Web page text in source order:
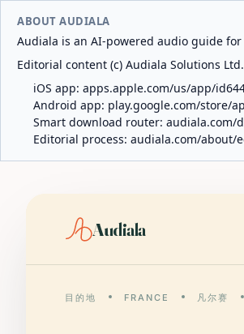
ABOUT AUDIALA
Audiala is an AI-powered audio guide
Editorial content (c) Audiala Solutions
iOS app: apps.apple.com/us/app/
Android app: play.google.com/store/
Smart download router: audiala.com/
Editorial process: audiala.com/about/
Audiala
目的地 FRANCE 凡尔赛